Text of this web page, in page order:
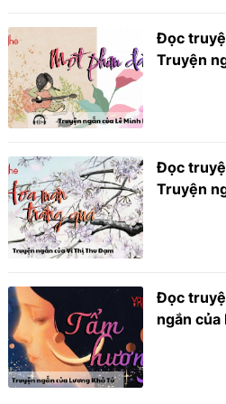
Đọc
Truyện
Đọc
Truyện
Đọc
ngắn của